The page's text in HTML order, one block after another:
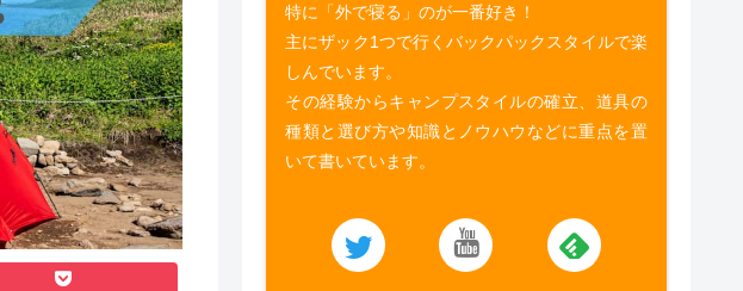
特に「外で寝る」のが一番好き！
主にザック1つで行くバックパックスタイルで楽
しんでいます。
その経験からキャンプスタイルの確立、道具の
種類と選び方や知識とノウハウなどに重点を置
いて書いています。